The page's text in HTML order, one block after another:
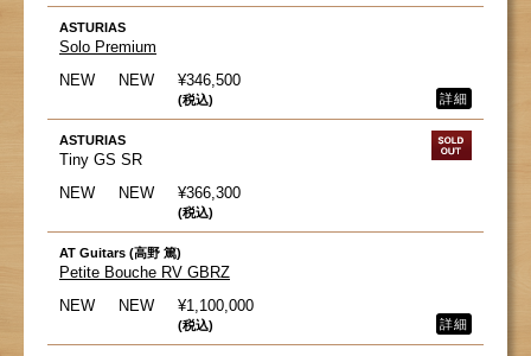
ASTURIAS
Solo Premium
NEW
NEW ¥346,500
(税込) 詳細
ASTURIAS
Tiny GS SR
NEW
NEW ¥366,300
(税込)
AT Guitars (高野 篤)
Petite Bouche RV GBRZ
NEW
NEW ¥1,100,000
(税込) 詳細